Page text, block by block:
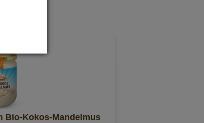
Bio-Kokos-Mandelmus